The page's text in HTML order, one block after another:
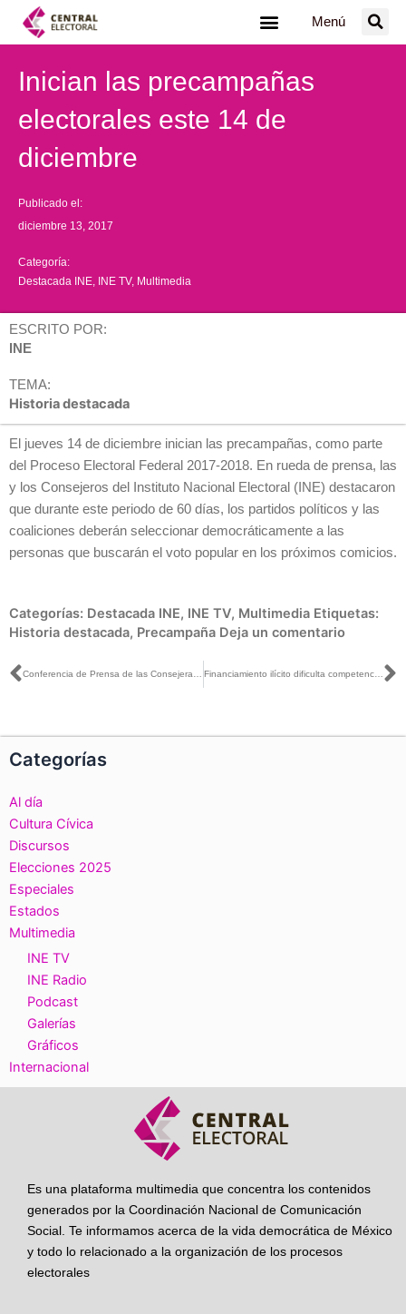
Menú
Inician las precampañas
electorales este 14 de
diciembre
Publicado el:
diciembre 13, 2017
Categoría:
Destacada INE INE TV, Multimedia
ESCRITO POR:
INE
TEMA:
Historia destacada
El jueves 14 de diciembre inician las precampañas, como parte
del Proceso Electoral Federal 2017-2018. En rueda de prensa, las
y los Consejeros del Instituto Nacional Electoral (INE) destacaron
que durante este periodo de 60 días, los partidos políticos y las
coaliciones deberán seleccionar democráticamente a las
personas que buscarán el voto popular en los próximos comicios.
Categorías: Destacada INE, INE TV, Multimedia Etiquetas:
Historia destacada, Precampaña Deja un comentario
Ant Financiamiento ilícito dificulta competencia electoral: Kevin Casas
Categorías
Al día
Cultura Cívica
Discursos
Elecciones 2025
Especiales
Estados
Multimedia
INE TV
INE Radio
Podcast
Galerías
Gráficos
Internacional
Es una plataforma multimedia que concentra los contenidos
generados por la Coordinación Nacional de Comunicación
Social. Te informamos acerca de la vida democrática de México
y todo lo relacionado a la organización de los procesos
electorales